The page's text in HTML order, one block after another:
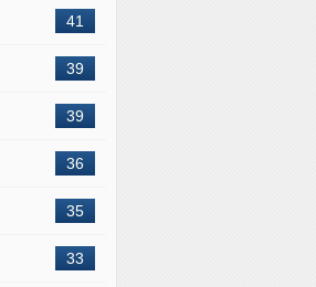
41
39
39
36
35
33